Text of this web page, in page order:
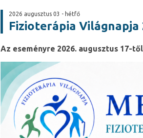
2026 augusztus 03 - hétfő
Fizioterápia Világnapja
Az eseményre 2026. augusztus 17-